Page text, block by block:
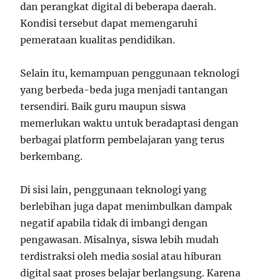
dan perangkat digital di beberapa daerah.
Kondisi tersebut dapat memengaruhi
pemerataan kualitas pendidikan.
Selain itu, kemampuan penggunaan teknologi
yang berbeda-beda juga menjadi tantangan
tersendiri. Baik guru maupun siswa
memerlukan waktu untuk beradaptasi dengan
berbagai platform pembelajaran yang terus
berkembang.
Di sisi lain, penggunaan teknologi yang
berlebihan juga dapat menimbulkan dampak
negatif apabila tidak di imbangi dengan
pengawasan. Misalnya, siswa lebih mudah
terdistraksi oleh media sosial atau hiburan
digital saat proses belajar berlangsung. Karena